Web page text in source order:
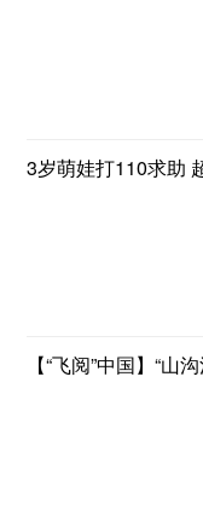
3岁萌娃打110求助
【“飞阅”中国】“山